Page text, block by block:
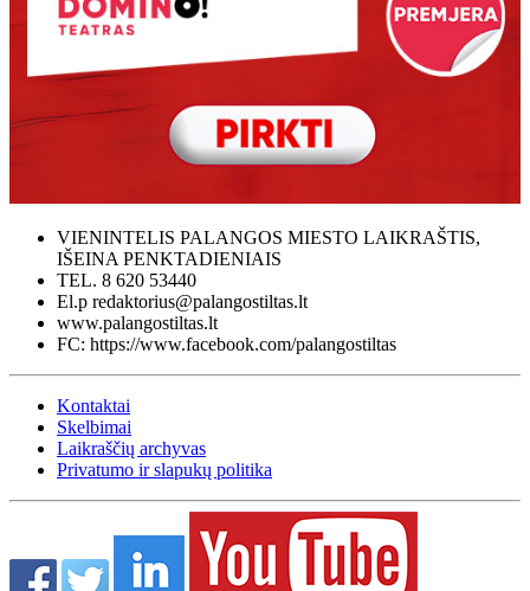
VIENINTELIS PALANGOS MIESTO LAIKRAŠTIS,
IŠEINA PENKTADIENIAIS
TEL. 8 620 53440
El.p redaktorius@palangostiltas.lt
www.palangostiltas.lt
FC: https://www.facebook.com/palangostiltas
Kontaktai
Skelbimai
Laikraščių archyvas
Privatumo ir slapukų politika